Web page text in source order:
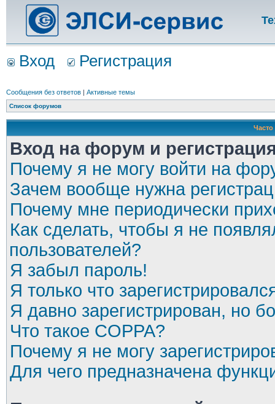
Вход Регистрация
Сообщения без ответов | Активные темы
Список форумов
Вход на форум и
Почему я не могу войти на
Зачем вообще нужна
Почему мне периодически
Как сделать, чтобы я не
пользователей?
Я забыл пароль!
Я только что
Я давно зарегистрирован, но
Что такое COPPA?
Почему я не могу
Для чего предназначена